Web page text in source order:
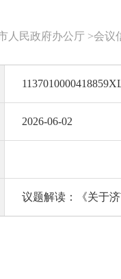
人民政府办公厅 >会议
2026-06-02
议题解读：《关于